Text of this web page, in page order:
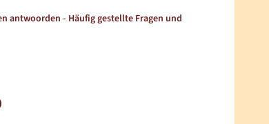
antwoorden - Häufig gestellte Fragen und